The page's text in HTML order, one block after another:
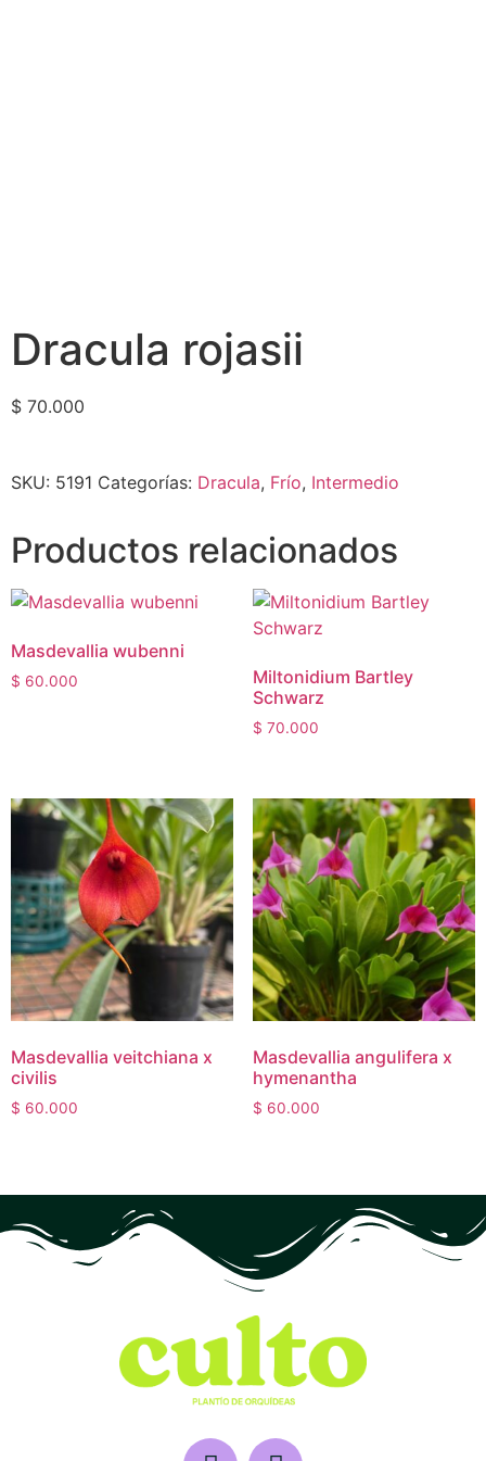
Dracula rojasii
$ 70.000
SKU: 5191 Categorías: Dracula, Frío, Intermedio
Productos relacionados
Masdevallia wubenni
$ 60.000
Miltonidium Bartley
Schwarz
$ 70.000
Masdevallia veitchiana x
civilis
$ 60.000
Masdevallia angulifera x
hymenantha
$ 60.000